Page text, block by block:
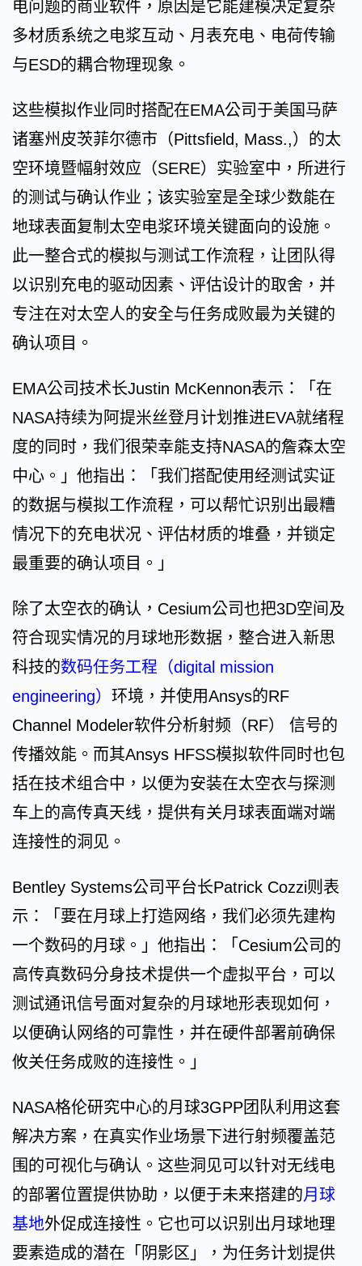
电问题的商业软件，原因是它能建模决定复杂
多材质系统之电浆互动、月表充电、电荷传输
与ESD的耦合物理现象。
这些模拟作业同时搭配在EMA公司于美国马萨
诸塞州皮茨菲尔德市（Pittsfield, Mass.,）的太
空环境暨幅射效应（SERE）实验室中，所进行
的测试与确认作业；该实验室是全球少数能在
地球表面复制太空电浆环境关键面向的设施。
此一整合式的模拟与测试工作流程，让团队得
以识别充电的驱动因素、评估设计的取舍，并
专注在对太空人的安全与任务成败最为关键的
确认项目。
EMA公司技术长Justin McKennon表示：「在
NASA持续为阿提米丝登月计划推进EVA就绪程
度的同时，我们很荣幸能支持NASA的詹森太空
中心。」他指出：「我们搭配使用经测试实证
的数据与模拟工作流程，可以帮忙识别出最糟
情况下的充电状况、评估材质的堆叠，并锁定
最重要的确认项目。」
除了太空衣的确认，Cesium公司也把3D空间及
符合现实情况的月球地形数据，整合进入新思
科技的数码任务工程（digital mission
engineering） 环境，并使用Ansys的RF
Channel Modeler软件分析射频（RF） 信号的
传播效能。而其Ansys HFSS模拟软件同时也包
括在技术组合中，以便为安装在太空衣与探测
车上的高传真天线，提供有关月球表面端对端
连接性的洞见。
Bentley Systems公司平台长Patrick Cozzi则表
示：「要在月球上打造网络，我们必须先建构
一个数码的月球。」他指出：「Cesium公司的
高传真数码分身技术提供一个虚拟平台，可以
测试通讯信号面对复杂的月球地形表现如何，
以便确认网络的可靠性，并在硬件部署前确保
攸关任务成败的连接性。」
NASA格伦研究中心的月球3GPP团队利用这套
解决方案，在真实作业场景下进行射频覆盖范
围的可视化与确认。这些洞见可以针对无线电
的部署位置提供协助，以便于未来搭建的月球
基地外促成连接性。它也可以识别出月球地理
要素造成的潜在「阴影区」，为任务计划提供